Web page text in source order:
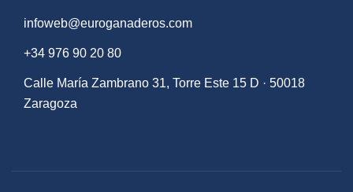
infoweb@euroganaderos.com
+34 976 90 20 80
Calle María Zambrano 31, Torre Este 15 D · 50018
Zaragoza